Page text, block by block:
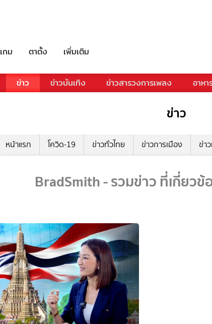
เกม ตาตั้ง เพิ่มเติม
ข่าว ข่าวบันเทิง ข่าวสารวงการเพลง อาหา
ข่าว
หน้าแรก โควิด-19 ข่าวทั่วไทย ข่าวการเมือง ข่า
BradSmith - รวมข่าว ที่เกี่ยว